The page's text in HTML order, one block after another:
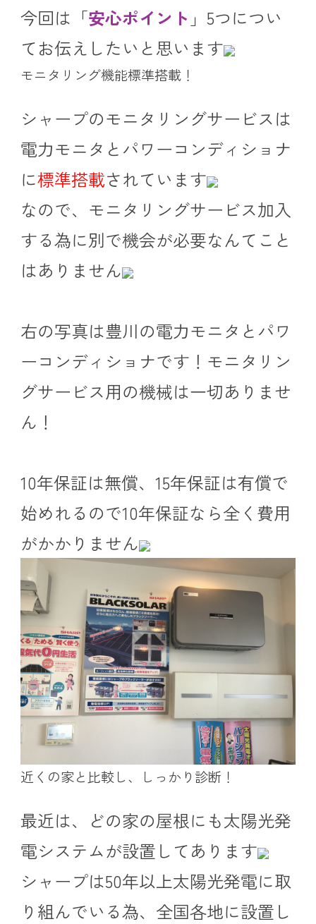
今回は「安心ポイント 」5つについ
てお伝えしたいと思います
モニタリング機能標準搭載！
シャープのモニタリングサービスは
電力モニタとパワーコンディショナ
に標準搭載されています
なので、モニタリングサービス加入
する為に別で機会が必要なんてこと
はありません
右の写真は豊川の電力モニタとパワ
ーコンディショナです！モニタリン
グサービス用の機械は一切ありませ
ん！
10年保証は無償、15年保証は有償で
始めれるので10年保証なら全く費用
がかかりません
近くの家と比較し、しっかり診断！
最近は、どの家の屋根にも太陽光発
電システムが設置してあります
シャープは50年以上太陽光発電に取
り組んでいる為、全国各地に設置し